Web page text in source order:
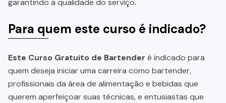
garantindo a qualidade do serviço.
Para quem este curso é indicado?
Este Curso Gratuito de Bartender é indicado para
quem deseja iniciar uma carreira como bartender,
profissionais da área de alimentação e bebidas que
querem aperfeiçoar suas técnicas, e entusiastas que